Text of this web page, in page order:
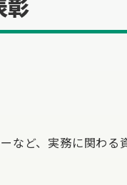
など、実務に関わる